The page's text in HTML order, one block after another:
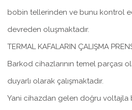
bobin tellerinden ve bunu kontrol
devreden oluşmaktadır.
TERMAL KAFALARIN ÇALIŞMA
Barkod cihazlarının temel parçası
duyarlı olarak çalışmaktadır.
Yani cihazdan gelen doğru voltajla